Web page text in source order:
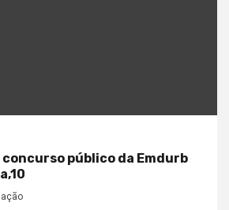
público da Emdurb